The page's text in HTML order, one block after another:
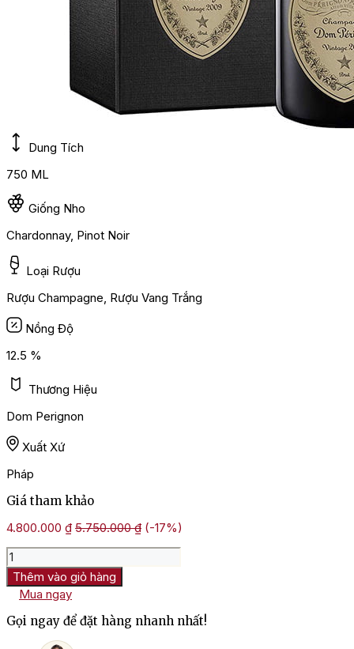
Dung Tích
750 ML
Giống Nho
Chardonnay, Pinot Noir
Loại Rượu
Rượu Champagne, Rượu Vang Trắng
Nồng Độ
12.5 %
Thương Hiệu
Dom Perignon
Xuất Xứ
Pháp
Giá tham khảo
4.800.000 ₫ 5.750.000₫ (-17%)
Rượu
Champagne
Dom
Perignon
Vintage
Brut
Thêm vào giỏ hàng
Mua ngay
Gọi ngay để đặt hàng nhanh nhất!